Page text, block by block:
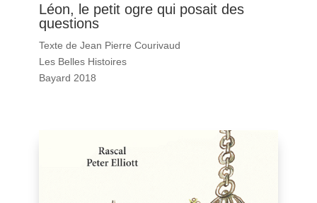
Léon, le petit ogre qui posait des
questions
Texte de Jean Pierre Courivaud
Les Belles Histoires
Bayard 2018